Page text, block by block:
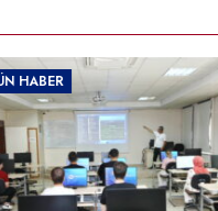
GAÜN HABER